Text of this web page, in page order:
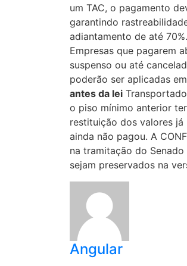
um TAC, o pagamento
garantindo
adiantamento de até 70%.
Empresas que pagarem
suspenso ou até
poderão ser aplicadas
antes da lei
o piso mínimo anterior
restituição dos valores
ainda não pagou. A
na tramitação do
sejam preservados na
Angular